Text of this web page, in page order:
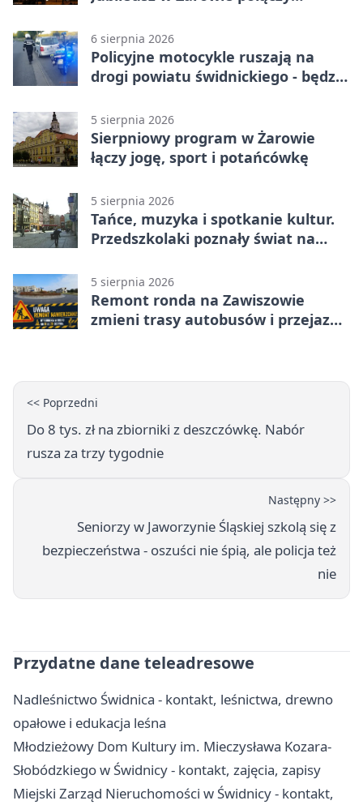
6 sierpnia 2026
Policyjne motocykle ruszają na
drogi powiatu świdnickiego - będzie
5 sierpnia 2026
Sierpniowy program w Żarowie
łączy jogę, sport i potańcówkę
5 sierpnia 2026
Tańce, muzyka i spotkanie kultur.
Przedszkolaki poznały świat na
5 sierpnia 2026
Remont ronda na Zawiszowie
zmieni trasy autobusów i przejazd
<< Poprzedni
Do 8 tys. zł na zbiorniki z deszczówkę. Nabór
rusza za trzy tygodnie
Następny >>
Seniorzy w Jaworzynie Śląskiej szkolą się z
bezpieczeństwa - oszuści nie śpią, ale policja też
nie
Przydatne dane teleadresowe
Nadleśnictwo Świdnica - kontakt, leśnictwa, drewno
opałowe i edukacja leśna
Młodzieżowy Dom Kultury im. Mieczysława Kozara-
Słobódzkiego w Świdnicy - kontakt, zajęcia, zapisy
Miejski Zarząd Nieruchomości w Świdnicy - kontakt,